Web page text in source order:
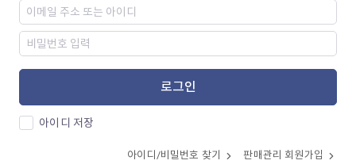
로그인
아이디 저장
아이디/비밀번호 찾기 판매관리 회원가입